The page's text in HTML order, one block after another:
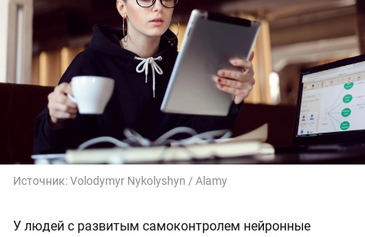
Источник:Volodymyr Nykolyshyn / Alamy
У людей с развитым самоконтролем нейронные